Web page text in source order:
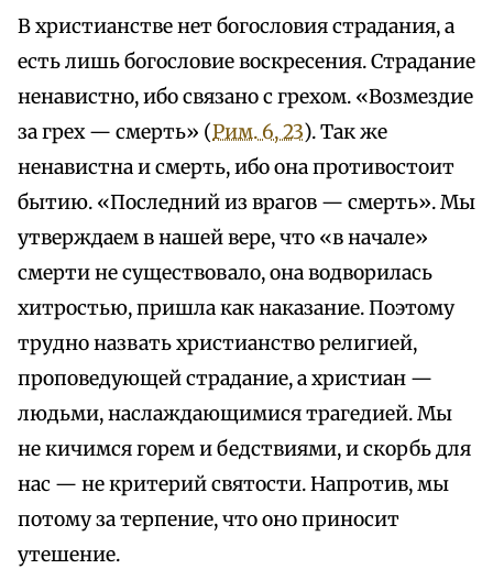
В христианстве нет богословия страдания, а
есть лишь богословие воскресения. Страдание
ненавистно, ибо связано с грехом. «Возмездие
за грех — смерть» (Рим. 6, 23). Так же
ненавистна и смерть, ибо она противостоит
бытию. «Последний из врагов — смерть». Мы
утверждаем в нашей вере, что «в начале»
смерти не существовало, она водворилась
хитростью, пришла как наказание. Поэтому
трудно назвать христианство религией,
проповедующей страдание, а христиан —
людьми, наслаждающимися трагедией. Мы
не кичимся горем и бедствиями, и скорбь для
нас — не критерий святости. Напротив, мы
потому за терпение, что оно приносит
утешение.